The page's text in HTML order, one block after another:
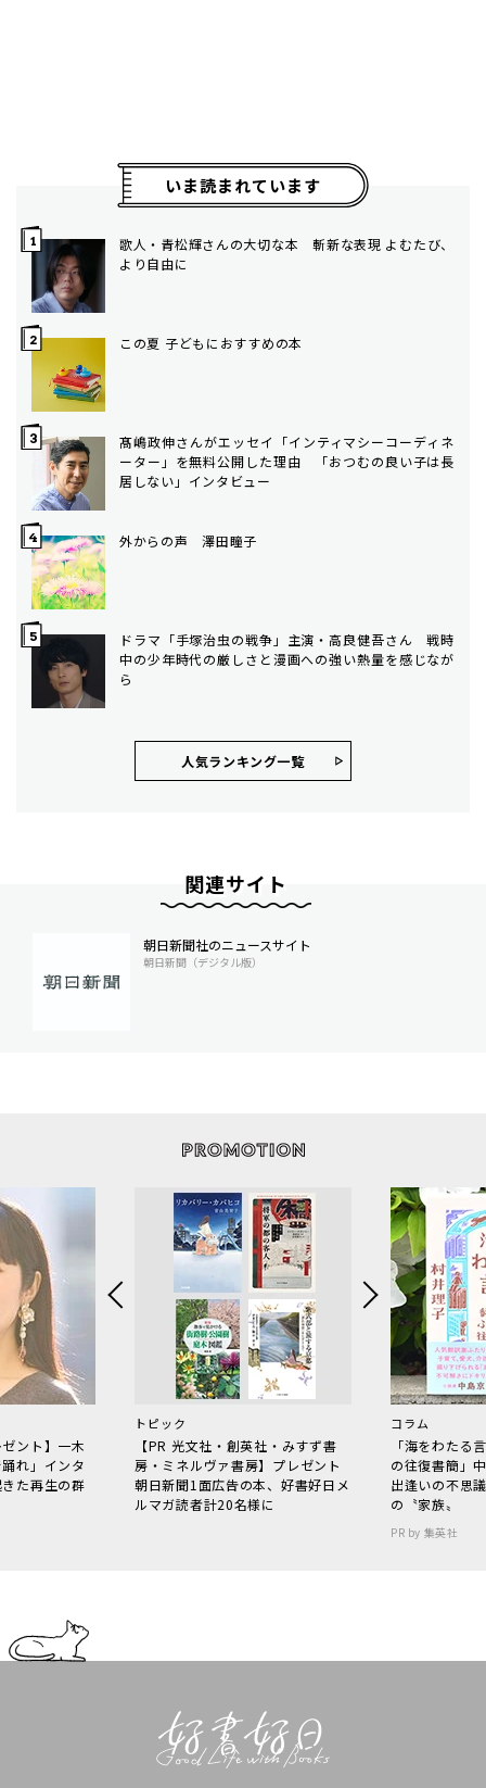
いま読まれています
歌人・青松輝さんの大切な本 斬新な表現 よむたび、
より自由に
この夏 子どもにおすすめの本
髙嶋政伸さんがエッセイ「インティマシーコーディネ
ーター」を無料公開した理由 「おつむの良い子は長
居しない」インタビュー
外からの声 澤田瞳子
ドラマ「手塚治虫の戦争」主演・高良健吾さん 戦時
中の少年時代の厳しさと漫画への強い熱量を感じなが
ら
人気ランキング⼀覧
関連サイト
朝日新聞社のニュースサイト
朝日新聞（デジタル版）
ント】一木
れ」インタ
た再生の群
トピック
【PR 光文社・創英社・みすず書
房・ミネルヴァ書房】プレゼント
朝日新聞1面広告の本、好書好日メ
ルマガ読者計20名様に
コラム
「海をわた
の往復書簡」
出逢いの不思
の〝家族〟
PR by 集英社